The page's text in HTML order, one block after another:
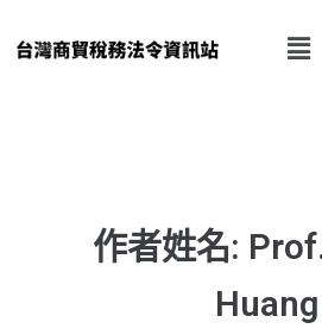
作者姓名:
Huang